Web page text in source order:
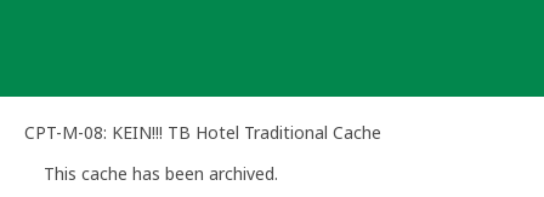
CPT-M-08: KEIN!!! TB Hotel Traditional Cache
This cache has been archived.